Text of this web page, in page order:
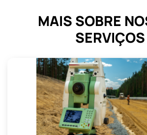
MAIS SOBRE
SERVIÇOS